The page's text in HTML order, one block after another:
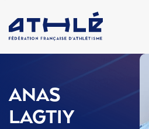
ANAS
LAGTIY